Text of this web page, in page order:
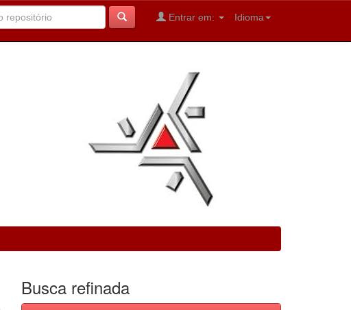
Idioma
Entrar em:
Busca refinada